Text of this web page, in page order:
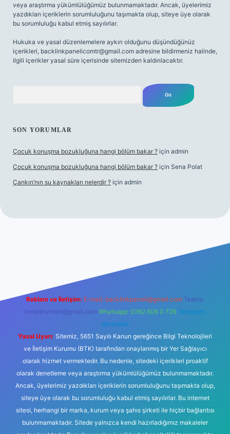
veya araştırma yükümlülüğümüz bulunmamaktadır. Ancak, üyelerimiz
yazdıkları içeriklerin sorumluluğunu taşımakta olup, siteye üye olarak
bu sorumluluğu kabul etmiş sayılırlar.
Hukuka ve yasal düzenlemelere aykırı olduğunu düşündüğünüz
içerikleri, backlinkpanelicomtr@gmail.com adresine bildirmeniz halinde,
ilgili içerikler yasal süre içerisinde sitemizden kaldırılacaktır.
SON YORUMLAR
Çocuk konuşma bozukluğuna hangi bölüm bakar ? için admin
Çocuk konuşma bozukluğuna hangi bölüm bakar ? için Sena Polat
Çankırı’nın su kaynakları nelerdir ? için admin
Reklam ve İletişim: E-mail: backlinkpaneli@gmail.com Teams:
forumhizmeti@gmail.com Whatsapp: 0262 606 0 726 Telegram:
@karabul
Yasal Uyarı: Sitemiz, 5651 Sayılı Kanun gereğince Bilgi Teknolojileri
ve İletişim Kurumu (BTK) tarafından onaylanmış bir Yer Sağlayıcı
olarak hizmet vermektedir. Bu nedenle, sitedeki içerikleri proaktif
olarak denetleme veya araştırma yükümlülüğümüz bulunmamaktadır.
Ancak, üyelerimiz yazdıkları içeriklerin sorumluluğunu taşımakta olup,
siteye üye olarak bu sorumluluğu kabul etmiş sayılırlar. Bu internet
sitesi, herhangi bir marka, kurum veya şahıs şirketi ile hiçbir bağlantısı
bulunmamaktadır. Sitede yalnızca kendi hazırladığımız makaleler